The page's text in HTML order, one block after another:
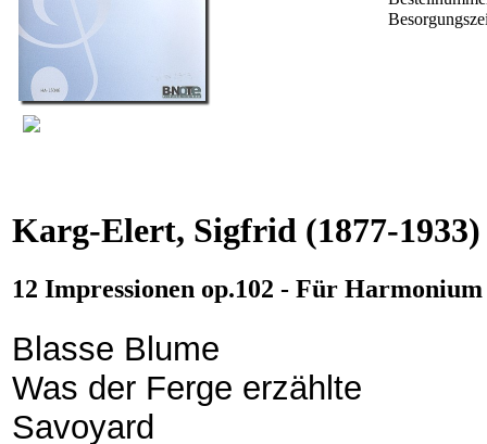
Karg-Elert, Sigfrid (1877-1933)
12 Impressionen op.102 - Für Harmonium
Blasse Blume
Was der Ferge erzählte
Savoyard